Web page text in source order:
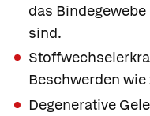
das
sind.
Beschwerden wie
Degenerative